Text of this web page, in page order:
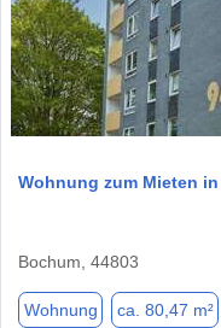
Wohnung zum Mieten in
Bochum, 44803
Wohnung ca. 80,47 m²